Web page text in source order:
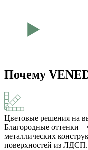
Почему
Цветовые решения на
Благородные оттенки
металлических
поверхностей из ЛДСП.